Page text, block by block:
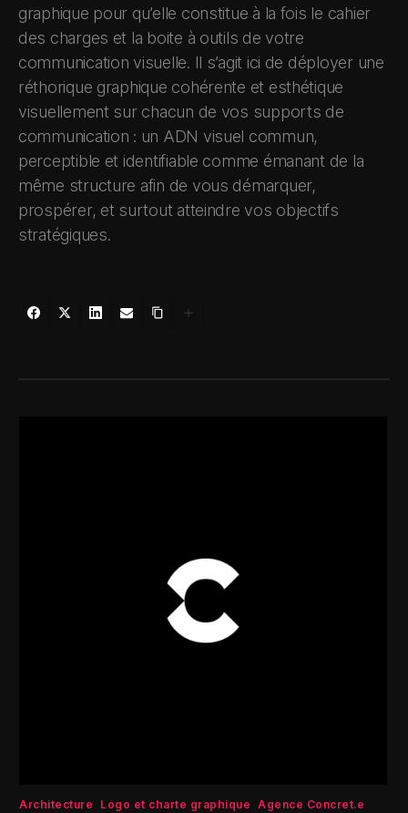
graphique pour qu’elle constitue à la fois le cahier
des charges et la boite à outils de votre
communication visuelle. Il s’agit ici de déployer une
réthorique graphique cohérente et esthétique
visuellement sur chacun de vos supports de
communication : un ADN visuel commun,
perceptible et identifiable comme émanant de la
même structure afin de vous démarquer,
prospérer, et surtout atteindre vos objectifs
stratégiques.
Architecture Logo et charte graphique Agence Concret.e